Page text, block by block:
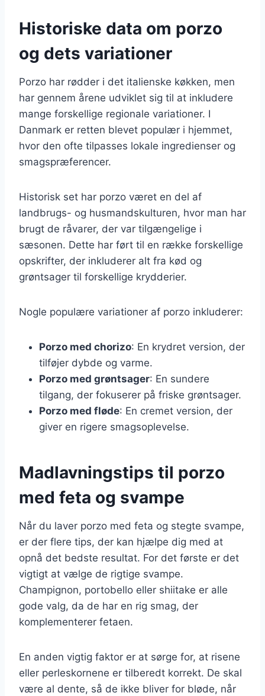
Historiske data om porzo
og dets variationer
Porzo har rødder i det italienske køkken, men
har gennem årene udviklet sig til at inkludere
mange forskellige regionale variationer. I
Danmark er retten blevet populær i hjemmet,
hvor den ofte tilpasses lokale ingredienser og
smagspræferencer.
Historisk set har porzo været en del af
landbrugs- og husmandskulturen, hvor man har
brugt de råvarer, der var tilgængelige i
sæsonen. Dette har ført til en række forskellige
opskrifter, der inkluderer alt fra kød og
grøntsager til forskellige krydderier.
Nogle populære variationer af porzo inkluderer:
Porzo med chorizo: En krydret version, der
tilføjer dybde og varme.
Porzo med grøntsager: En sundere
tilgang, der fokuserer på friske grøntsager.
Porzo med fløde: En cremet version, der
giver en rigere smagsoplevelse.
Madlavningstips til porzo
med feta og svampe
Når du laver porzo med feta og stegte svampe,
er der flere tips, der kan hjælpe dig med at
opnå det bedste resultat. For det første er det
vigtigt at vælge de rigtige svampe.
Champignon, portobello eller shiitake er alle
gode valg, da de har en rig smag, der
komplementerer fetaen.
En anden vigtig faktor er at sørge for, at risene
eller perleskornene er tilberedt korrekt. De skal
være al dente, så de ikke bliver for bløde, når